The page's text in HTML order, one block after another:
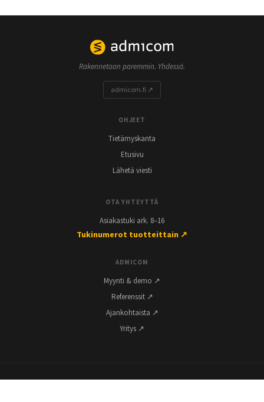
Rakennetaan paremmin. Yhdessä.
admicom.fi ↗
OHJEET
Tietämyskanta
Etusivu
Lähetä viesti
OTA YHTEYTTÄ
Asiakastuki ark. 8–16
Tukinumerot tuotteittain ↗
ADMICOM
Myynti & demo ↗
Referenssit ↗
Ajankohtaista ↗
Yritys ↗